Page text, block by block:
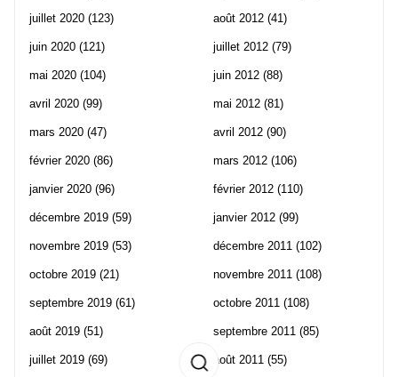
juillet 2020 (123)
juin 2020 (121)
mai 2020 (104)
avril 2020 (99)
mars 2020 (47)
février 2020 (86)
janvier 2020 (96)
décembre 2019 (59)
novembre 2019 (53)
octobre 2019 (21)
septembre 2019 (61)
août 2019 (51)
juillet 2019 (69)
août 2012 (41)
juillet 2012 (79)
juin 2012 (88)
mai 2012 (81)
avril 2012 (90)
mars 2012 (106)
février 2012 (110)
janvier 2012 (99)
décembre 2011 (102)
novembre 2011 (108)
octobre 2011 (108)
septembre 2011 (85)
août 2011 (55)